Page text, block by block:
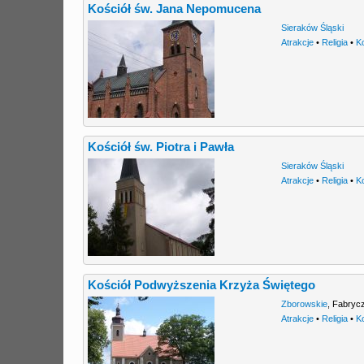
Kościół św. Jana Nepomucena
Sieraków Śląski
Atrakcje • Religia •
Kościół św. Piotra i Pawła
Sieraków Śląski
Atrakcje • Religia •
Kościół Podwyższenia Krzyża Świętego
Zborowskie
Atrakcje • Religia •